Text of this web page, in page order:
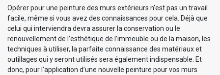
Opérer pour une peinture des murs extérieurs n'est pas un travail
facile, même si vous avez des connaissances pour cela. Déjà que
celui qui interviendra devra assurer la conservation ou le
renouvellement de l’esthétique de l’immeuble ou de la maison, les
techniques à utiliser, la parfaite connaissance des matériaux et
outillages qui y seront utilisés sera également indispensable. Et
donc, pour l’application d’une nouvelle peinture pour vos murs